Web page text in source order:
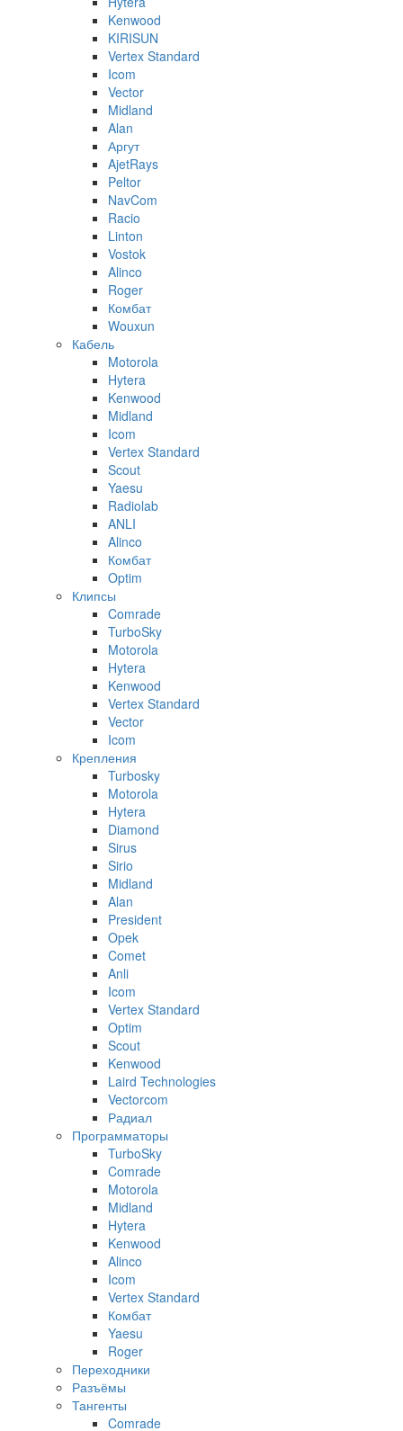
Kenwood
KIRISUN
Vertex Standard
Icom
Vector
Midland
Alan
Аргут
AjetRays
Peltor
NavCom
Racio
Linton
Vostok
Alinco
Roger
Комбат
Wouxun
Кабель
Motorola
Hytera
Kenwood
Midland
Icom
Vertex Standard
Scout
Yaesu
Radiolab
ANLI
Alinco
Комбат
Optim
Клипсы
Comrade
TurboSky
Motorola
Hytera
Kenwood
Vertex Standard
Vector
Icom
Крепления
Turbosky
Motorola
Hytera
Diamond
Sirus
Sirio
Midland
Alan
President
Opek
Comet
Anli
Icom
Vertex Standard
Optim
Scout
Kenwood
Laird Technologies
Vectorcom
Радиал
Программаторы
TurboSky
Comrade
Motorola
Midland
Hytera
Kenwood
Alinco
Icom
Vertex Standard
Комбат
Yaesu
Roger
Переходники
Разъёмы
Тангенты
Comrade